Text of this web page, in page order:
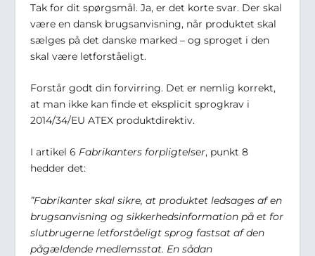
Tak for dit spørgsmål. Ja, er det korte svar. Der skal
være en dansk brugsanvisning, når produktet skal
sælges på det danske marked – og sproget i den
skal være letforståeligt.
Forstår godt din forvirring. Det er nemlig korrekt,
at man ikke kan finde et eksplicit sprogkrav i
2014/34/EU ATEX produktdirektiv.
I artikel 6 Fabrikanters forpligtelser, punkt 8
hedder det:
”Fabrikanter skal sikre, at produktet ledsages af en
brugsanvisning og sikkerhedsinformation på et for
slutbrugerne letforståeligt sprog fastsat af den
pågældende medlemsstat. En sådan